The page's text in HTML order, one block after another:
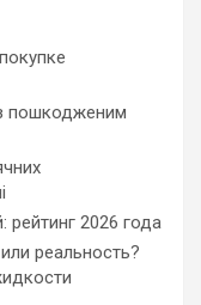
пошкодженим
2026 года
реальность?